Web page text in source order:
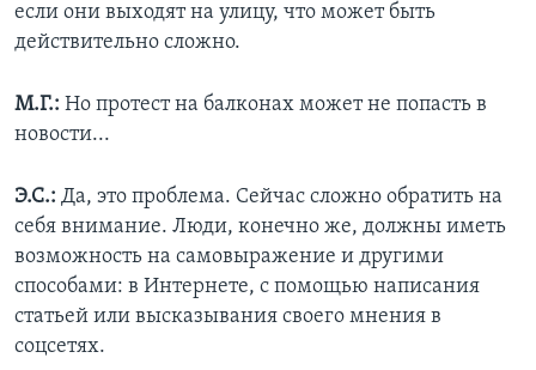
если они выходят на улицу, что может быть
действительно сложно.
М.Г.: Но протест на балконах может не попасть в
новости...
Э.С.: Да, это проблема. Сейчас сложно обратить на
себя внимание. Люди, конечно же, должны иметь
возможность на самовыражение и другими
способами: в Интернете, с помощью написания
статьей или высказывания своего мнения в
соцсетях.